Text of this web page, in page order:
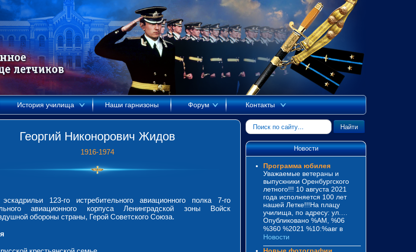
История училища Наши гарнизоны Форум Контакты
Георгий Никонорович Жидов
1916-1974
123-го истребительного авиационного полка 7-го
авиационного корпуса Ленинградской зоны Войск
обороны страны, Герой Советского Союза.
Искать... Найти
Новости
Программа юбилея
Уважаемые ветераны и
выпускники Оренбургского
летного!!! 10 августа 2021
года исполняется 100 лет
нашей Летке!!!На плацу
училища, по адресу: ул.…
Опубликовано %AM, %06
%360 %2021 %10:%авг в
Новости